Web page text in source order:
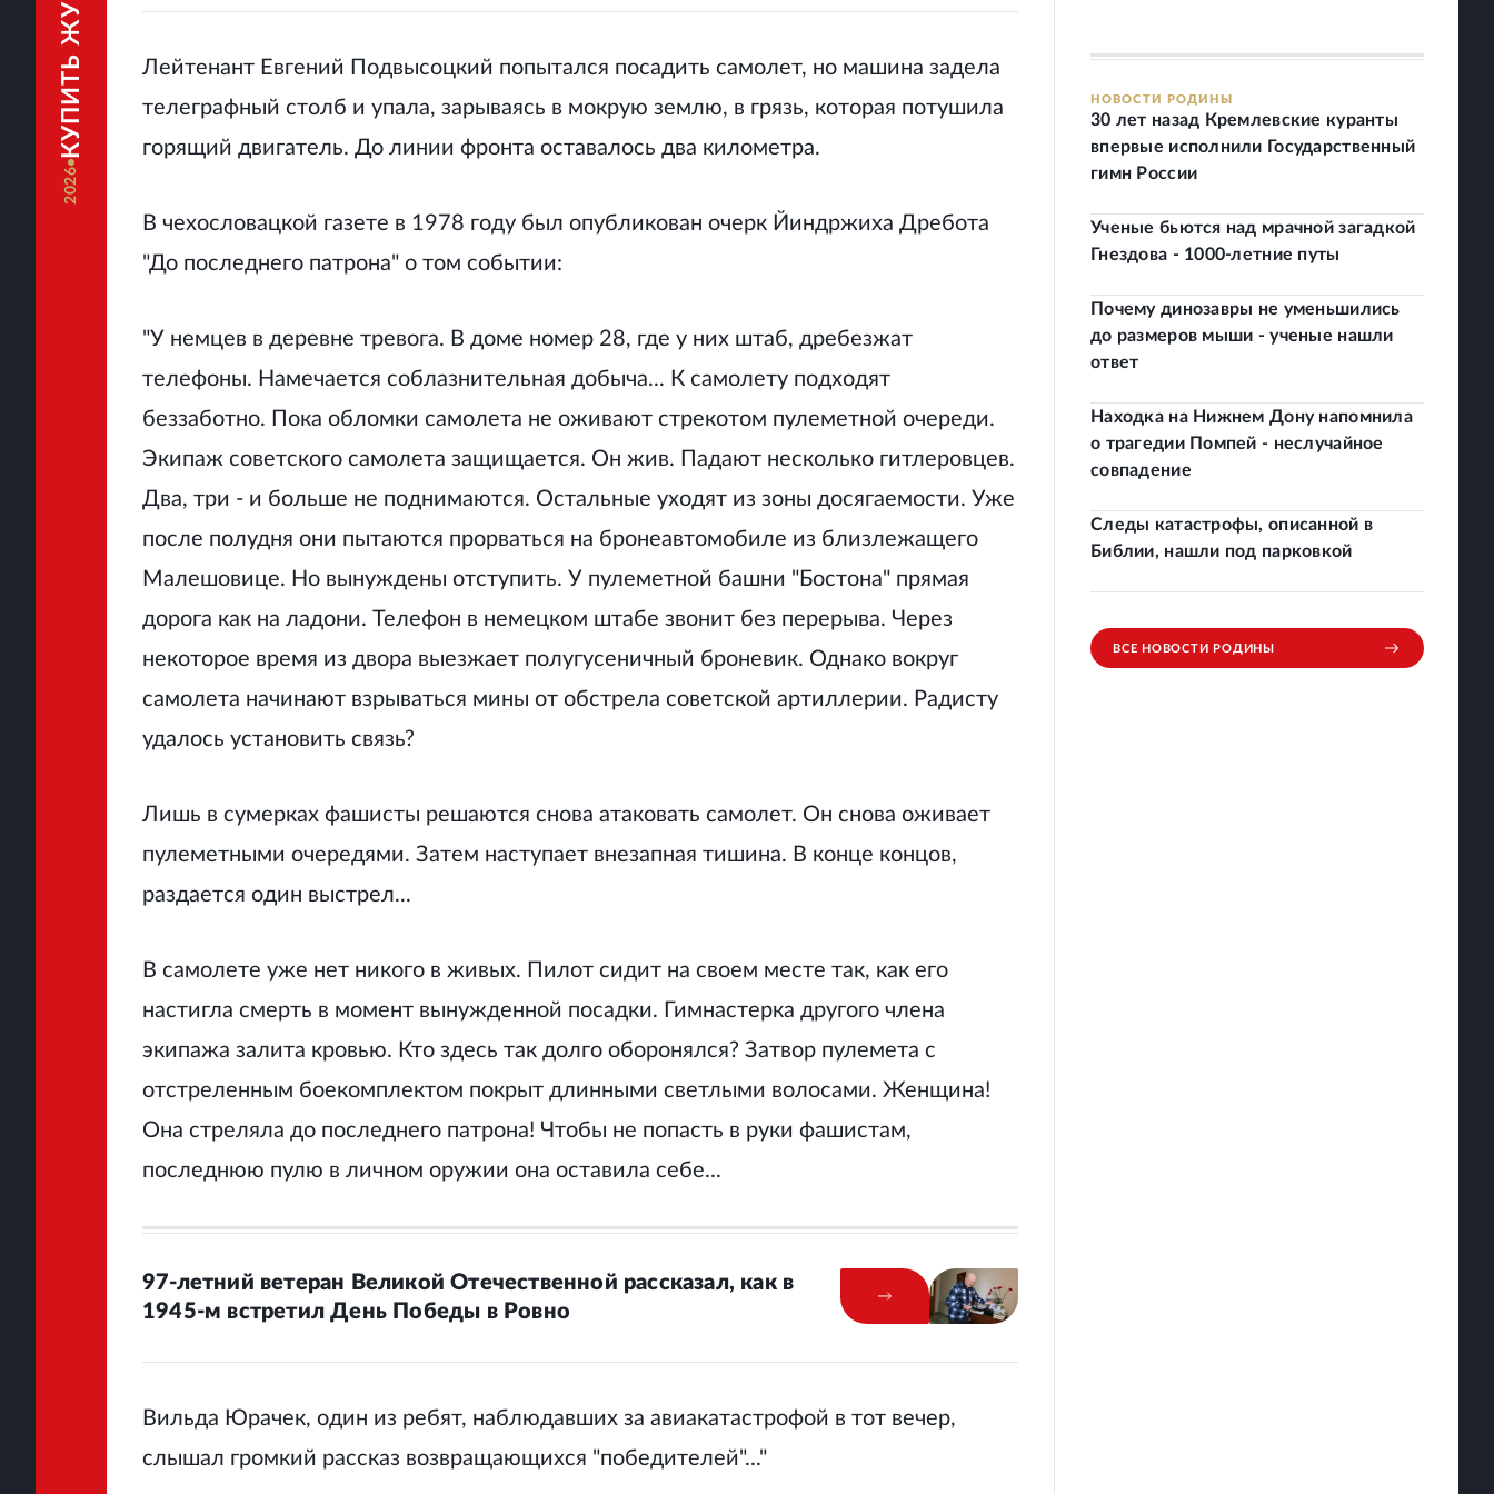
2026
Лейтенант Евгений Подвысоцкий попытался посадить самолет, но машина задела
телеграфный столб и упала, зарываясь в мокрую землю, в грязь, которая потушила
горящий двигатель. До линии фронта оставалось два километра.
В чехословацкой газете в 1978 году был опубликован очерк Йиндржиха Дребота
"До последнего патрона" о том событии:
"У немцев в деревне тревога. В доме номер 28, где у них штаб, дребезжат
телефоны. Намечается соблазнительная добыча... К самолету подходят
беззаботно. Пока обломки самолета не оживают стрекотом пулеметной очереди.
Экипаж советского самолета защищается. Он жив. Падают несколько гитлеровцев.
Два, три - и больше не поднимаются. Остальные уходят из зоны досягаемости. Уже
после полудня они пытаются прорваться на бронеавтомобиле из близлежащего
Малешовице. Но вынуждены отступить. У пулеметной башни "Бостона" прямая
дорога как на ладони. Телефон в немецком штабе звонит без перерыва. Через
некоторое время из двора выезжает полугусеничный броневик. Однако вокруг
самолета начинают взрываться мины от обстрела советской артиллерии. Радисту
удалось установить связь?
Лишь в сумерках фашисты решаются снова атаковать самолет. Он снова оживает
пулеметными очередями. Затем наступает внезапная тишина. В конце концов,
раздается один выстрел...
В самолете уже нет никого в живых. Пилот сидит на своем месте так, как его
настигла смерть в момент вынужденной посадки. Гимнастерка другого члена
экипажа залита кровью. Кто здесь так долго оборонялся? Затвор пулемета с
отстреленным боекомплектом покрыт длинными светлыми волосами. Женщина!
Она стреляла до последнего патрона! Чтобы не попасть в руки фашистам,
последнюю пулю в личном оружии она оставила себе...
97-летний ветеран Великой Отечественной рассказал, как в
1945-м встретил День Победы в Ровно
Вильда Юрачек, один из ребят, наблюдавших за авиакатастрофой в тот вечер,
слышал громкий рассказ возвращающихся "победителей"..."
НОВОСТИ РОДИНЫ
30 лет назад Кремлевские куранты
впервые исполнили Государственный
гимн России
Ученые бьются над мрачной загадкой
Гнездова - 1000-летние путы
Почему динозавры не уменьшились
до размеров мыши - ученые нашли
ответ
Находка на Нижнем Дону напомнила
о трагедии Помпей - неслучайное
совпадение
Следы катастрофы, описанной в
Библии, нашли под парковкой
ВСЕ НОВОСТИ РОДИНЫ